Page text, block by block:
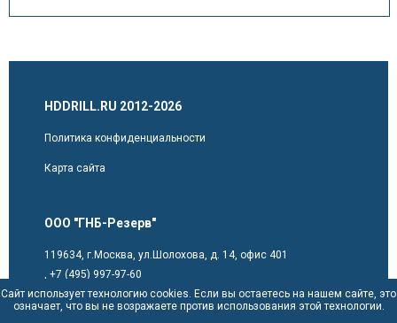
Сайт использует технологию cookies. Если вы остаетесь на нашем сайте, это
означает, что вы не возражаете против использования этой технологии.
HDDRILL.RU 2012-2026
Политика конфиденциальности
Карта сайта
ООО "ГНБ-Резерв"
119634, г.Москва, ул.Шолохова, д. 14, офис 401
, +7 (495) 997-97-60
sales@hddrill.ru